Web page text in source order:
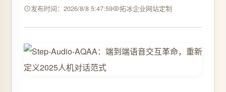
发布时间：2026/8/8 5:47:59 拓冰企业网站定制